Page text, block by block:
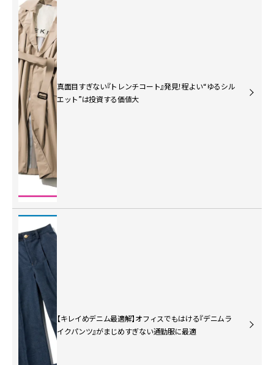
真面目すぎない『トレンチコート』発見！程よい“ゆるシル
エット”は投資する価値大
【キレイめデニム最適解】オフィスでもはける『デニムラ
イクパンツ』がまじめすぎない通勤服に最適